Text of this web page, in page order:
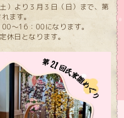
）より３月３日（日）まで、第
ます。
〜16：00になります。
休日となります。